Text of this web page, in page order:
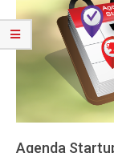
Agenda